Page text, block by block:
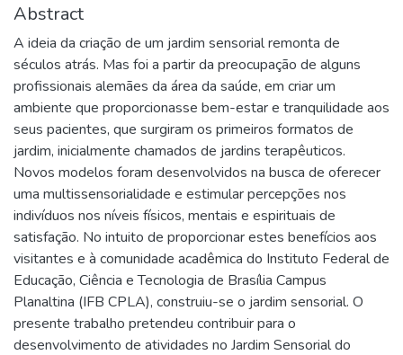
Abstract
A ideia da criação de um jardim sensorial remonta de
séculos atrás. Mas foi a partir da preocupação de alguns
profissionais alemães da área da saúde, em criar um
ambiente que proporcionasse bem-estar e tranquilidade aos
seus pacientes, que surgiram os primeiros formatos de
jardim, inicialmente chamados de jardins terapêuticos.
Novos modelos foram desenvolvidos na busca de oferecer
uma multissensorialidade e estimular percepções nos
indivíduos nos níveis físicos, mentais e espirituais de
satisfação. No intuito de proporcionar estes benefícios aos
visitantes e à comunidade acadêmica do Instituto Federal de
Educação, Ciência e Tecnologia de Brasília Campus
Planaltina (IFB CPLA), construiu-se o jardim sensorial. O
presente trabalho pretendeu contribuir para o
desenvolvimento de atividades no Jardim Sensorial do